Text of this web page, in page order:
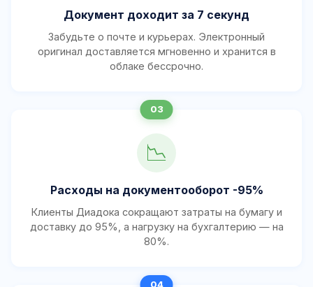
Документ доходит за 7 секунд
Забудьте о почте и курьерах. Электронный
оригинал доставляется мгновенно и хранится в
облаке бессрочно.
📉
Расходы на документооборот -95%
Клиенты Диадока сокращают затраты на бумагу и
доставку до 95%, а нагрузку на бухгалтерию — на
80%.